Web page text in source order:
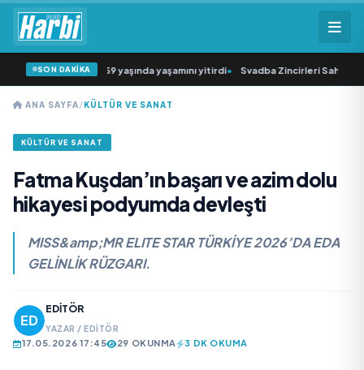
SON DAKİKA
Cansever 59 yaşında yaşamını yitirdi• Svadba Zincirleri Sahibi Semih
ANA SAYFA/KÜLTÜR VE SANAT
KÜLTÜR VE SANAT
Fatma Kuşdan’ın başarı ve azim dolu
hikayesi podyumda devleşti
MISS&amp;MR ELITE STAR TÜRKİYE 2026’DA EDA
GELİNLİK RÜZGARI.
EDITÖR
YAZAR / EDITÖR
17.05.2026 17:45 29 OKUNMA 3 DK OKUMA